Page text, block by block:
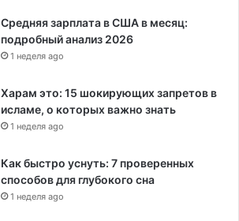
Средняя зарплата в США в месяц:
подробный анализ 2026
1 неделя ago
Харам это: 15 шокирующих запретов в
исламе, о которых важно знать
1 неделя ago
Как быстро уснуть: 7 проверенных
способов для глубокого сна
1 неделя ago